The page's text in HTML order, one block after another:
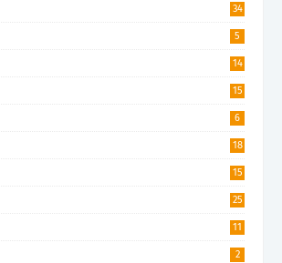
34
5
14
15
6
18
15
25
11
2